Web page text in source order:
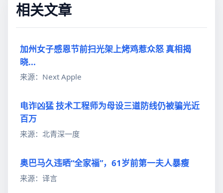
相关文章
加州女子感恩节前扫光架上烤鸡惹众怒 真相揭
晓...
来源：Next Apple
电诈凶猛 技术工程师为母设三道防线仍被骗光近
百万
来源：北青深一度
奥巴马久违晒“全家福”，61岁前第一夫人暴瘦
来源：译言